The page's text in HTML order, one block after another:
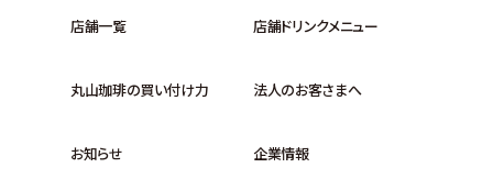
店舗一覧 店舗ドリンクメニュー
丸山珈琲の買い付け力 法人のお客さまへ
お知らせ 企業情報